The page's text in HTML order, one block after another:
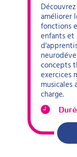
améliorer
fonctions
enfants et
concepts
exercices
musicales
charge.